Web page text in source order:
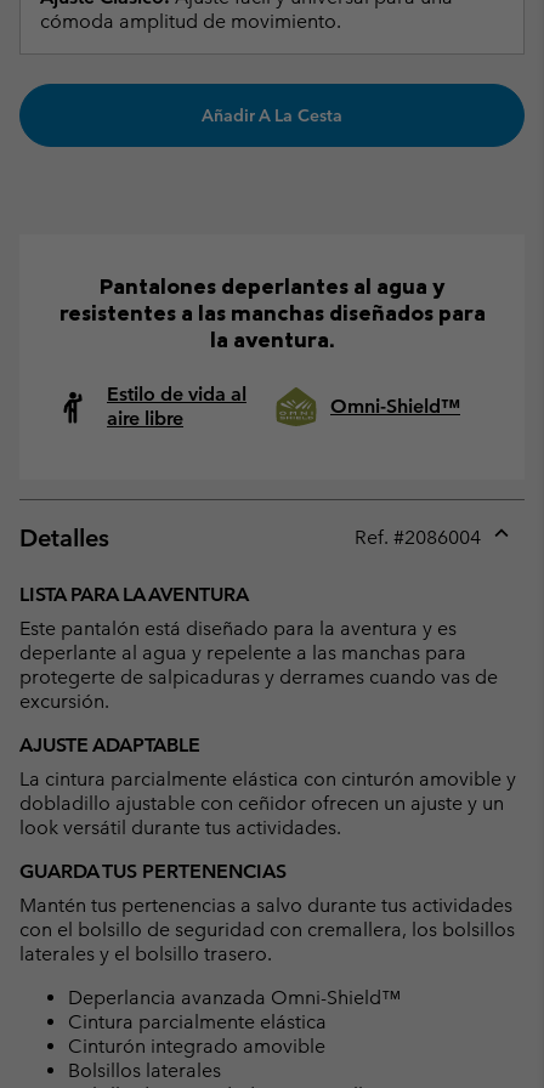
cómoda amplitud de movimiento.
Añadir A La Cesta
Pantalones deperlantes al agua y
resistentes a las manchas diseñados para
la aventura.
Estilo de vida al
aire libre
Omni-Shield™
Detalles Ref. #2086004
LISTA PARA LA AVENTURA
Este pantalón está diseñado para la aventura y es
deperlante al agua y repelente a las manchas para
protegerte de salpicaduras y derrames cuando vas de
excursión.
AJUSTE ADAPTABLE
La cintura parcialmente elástica con cinturón amovible y
dobladillo ajustable con ceñidor ofrecen un ajuste y un
look versátil durante tus actividades.
GUARDA TUS PERTENENCIAS
Mantén tus pertenencias a salvo durante tus actividades
con el bolsillo de seguridad con cremallera, los bolsillos
laterales y el bolsillo trasero.
Deperlancia avanzada Omni-Shield™
Cintura parcialmente elástica
Cinturón integrado amovible
Bolsillos laterales